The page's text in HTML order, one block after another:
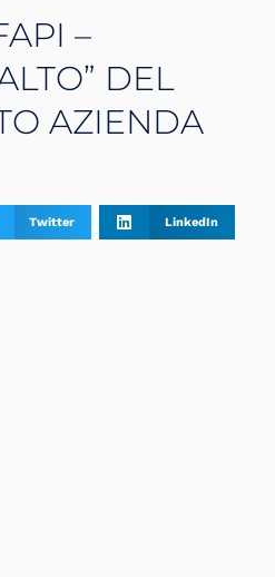
–
DEL
AZIENDA
Twitter LinkedIn